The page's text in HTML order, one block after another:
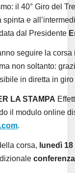
il 40° Giro del
spinta e
dal Presidente
seguire la corsa
non soltanto:
in diretta in
LA STAMPA
il modulo online
.
corsa, lunedì